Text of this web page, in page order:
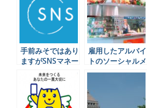
手前みそではあり
ますがSNSマネー
ジャー養成講座を
半年やってきて気
付いた予想外のメ
リットを書きます
雇用したアルバイ
トのソーシャルメ
ディア投稿による
できるのか